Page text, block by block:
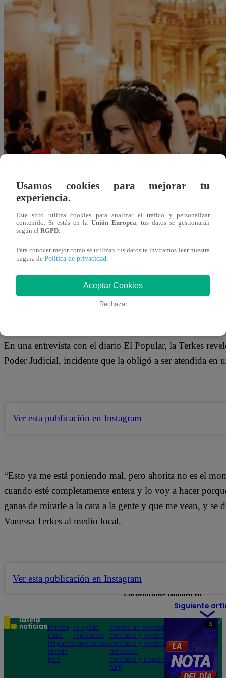
X
Redacción Latina
Vanessa Terkes está pasando por un duro momento
familiar a manos de su esposo George Forsyth. La
visto afectado a raíz de los últimos acontecimientos.
En una entrevista con el diario El Popular, la Terkes
Poder Judicial, incidente que la obligó a ser atendida en
Ver esta publicación en Instagram
“Esto ya me está poniendo mal, pero ahorita no es el
cuando esté completamente entera y lo voy a hacer
ganas de mirarle a la cara a la gente y que me vean, y
Vanessa Terkes al medio local.
Ver esta publicación en Instagram
Siguiente
Usamos cookies para mejorar tu
experiencia.
Este sitio utiliza cookies para analizar el tráfico y personalizar
contenido. Si estás en la Unión Europea , tus datos se gestionarán
según el RGPD
Para conocer mejor como se utilizan tus datos te invitamos leer nuestra
pagina de Política de privacidad
Aceptar Cookies
Rechazar
Encuéntranos también en
Política
Lima
Deportes
Mundo
Perú
Te ayudo
Tendencias
Espectáculos
Política de privacidad
Términos y condiciones
Términos y condiciones
aplicación
Términos y Condiciones
APP
Teléfono: 219
Av. San
Felipe 968
Jesús María